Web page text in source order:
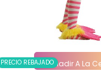
PRECIO REBAJADOAñadir A La